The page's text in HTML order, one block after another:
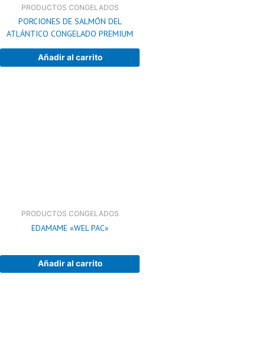
PRODUCTOS CONGELADOS
PORCIONES DE SALMÓN DEL
ATLÁNTICO CONGELADO PREMIUM
Añadir al carrito
PRODUCTOS CONGELADOS
EDAMAME «WEL PAC»
Añadir al carrito